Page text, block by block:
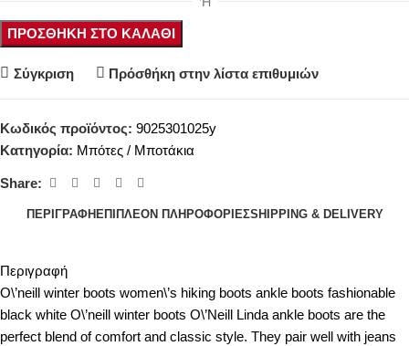
ΠΡΟΣΘΉΚΗ ΣΤΟ ΚΑΛΆΘΙ
Σύγκριση Πρόσθήκη στην λίστα επιθυμιών
Κωδικός προϊόντος: 9025301025y
Κατηγορία: Μπότες / Μποτάκια
Share:
ΠΕΡΙΓΡΑΦΉ ΕΠΙΠΛΈΟΝ ΠΛΗΡΟΦΟΡΊΕΣSHIPPING & DELIVERY
Περιγραφή
O\’neill winter boots women\’s hiking boots ankle boots fashionable
black white O\’neill winter boots O\’Neill Linda ankle boots are the
perfect blend of comfort and classic style. They pair well with jeans